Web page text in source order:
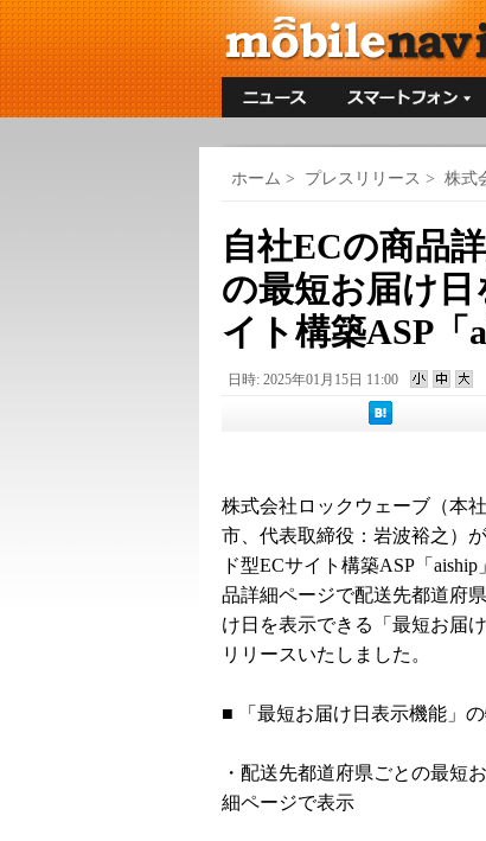
ホーム > プレスリリース > 株式
自社ECの商品
の最短お届け
イト構築ASP「
日時: 2025年01月15日 11:00
株式会社ロックウェーブ（本
市、代表取締役：岩波裕之）
ド型ECサイト構築ASP「
品詳細ページで配送先都道府
け日を表示できる「最短お届
リリースいたしました。
■ 「最短お届け日表示機能」
・配送先都道府県ごとの最短
細ページで表示